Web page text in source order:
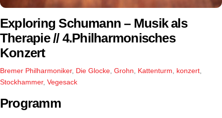
Exploring Schumann – Musik als
Therapie // 4.Philharmonisches
Konzert
Bremer Philharmoniker, Die Glocke, Grohn, Kattenturm, konzert,
Stockhammer, Vegesack
Programm